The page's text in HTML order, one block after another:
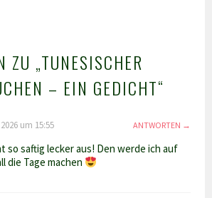
ZU „TUNESISCHER
– EIN GEDICHT“
um 15:55 ANTWORTEN
so saftig lecker aus! Den werde ich auf
die Tage machen